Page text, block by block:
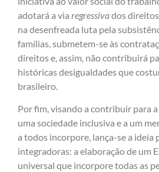
adotará a via regressivados direitos
na desenfreada luta pela
famílias, submetem-se às
direitos e, assim, não contribuirá
históricas desigualdades que
brasileiro.
Por fim, visando a contribuir para
uma sociedade inclusiva e a um
a todos incorpore, lança-se a ideia
integradoras: a elaboração de um
universal que incorpore todas as